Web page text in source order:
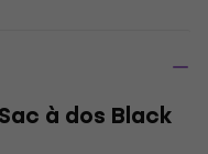
à dos Black